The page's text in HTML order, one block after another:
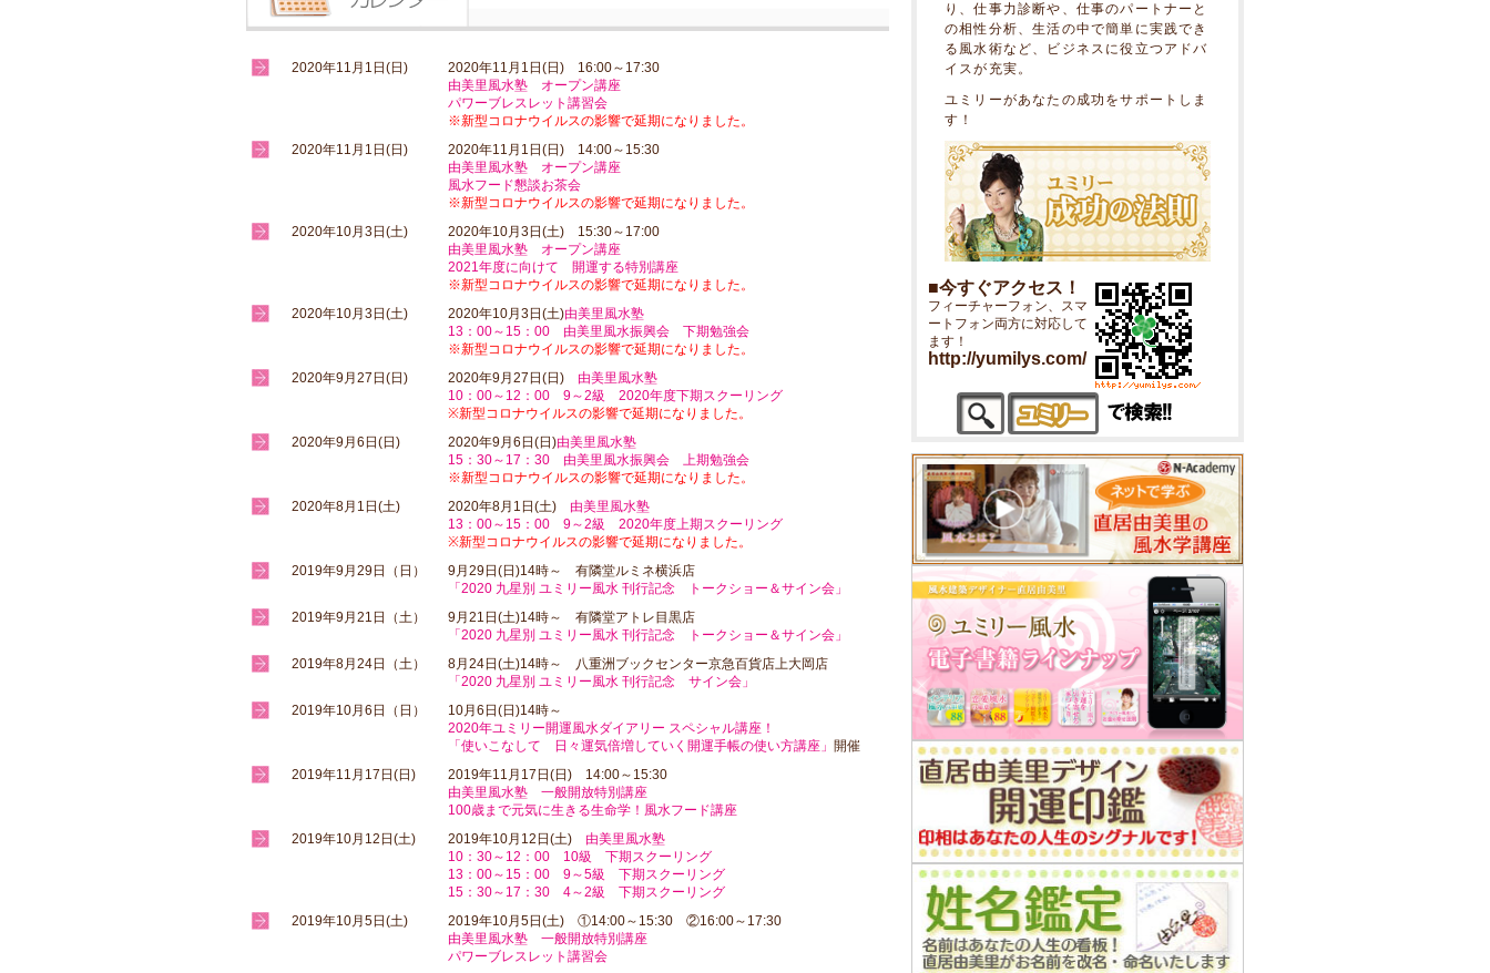
2020年11月1日(日)
2020年11月1日(日) 16:00～17:30
由美里風水塾 オープン講座
パワーブレスレット講習会
※新型コロナウイルスの影響で延期になりました。
2020年11月1日(日)
2020年11月1日(日) 14:00～15:30
由美里風水塾 オープン講座
風水フード懇談お茶会
※新型コロナウイルスの影響で延期になりました。
2020年10月3日(土)
2020年10月3日(土) 15:30～17:00
由美里風水塾 オープン講座
2021年度に向けて 開運する特別講座
※新型コロナウイルスの影響で延期になりました。
2020年10月3日(土)
2020年10月3日(土)由美里風水塾
13：00～15：00 由美里風水振興会 下期勉強会
※新型コロナウイルスの影響で延期になりました。
2020年9月27日(日)
2020年9月27日(日) 由美里風水塾
10：00～12：00 9～2級 2020年度下期スクーリング
※新型コロナウイルスの影響で延期になりました。
2020年9月6日(日)
2020年9月6日(日)由美里風水塾
15：30～17：30 由美里風水振興会 上期勉強会
※新型コロナウイルスの影響で延期になりました。
2020年8月1日(土)
2020年8月1日(土) 由美里風水塾
13：00～15：00 9～2級 2020年度上期スクーリング
※新型コロナウイルスの影響で延期になりました。
2019年9月29日（日）
9月29日(日)14時～ 有隣堂ルミネ横浜店
「2020 九星別 ユミリー風水 刊行記念 トークショー＆サイン会」
2019年9月21日（土）
9月21日(土)14時～ 有隣堂アトレ目黒店
「2020 九星別 ユミリー風水 刊行記念 トークショー＆サイン会」
2019年8月24日（土）
8月24日(土)14時～ 八重洲ブックセンター京急百貨店上大岡店
「2020 九星別 ユミリー風水 刊行記念 サイン会」
2019年10月6日（日）
10月6日(日)14時～
2020年ユミリー開運風水ダイアリー スペシャル講座！
「使いこなして 日々運気倍増していく開運手帳の使い方講座」 開催
2019年11月17日(日)
2019年11月17日(日) 14:00～15:30
由美里風水塾 一般開放特別講座
100歳まで元気に生きる生命学！風水フード講座
2019年10月12日(土)
2019年10月12日(土) 由美里風水塾
10：30～12：00 10級 下期スクーリング
13：00～15：00 9～5級 下期スクーリング
15：30～17：30 4～2級 下期スクーリング
2019年10月5日(土)
2019年10月5日(土) ①14:00～15:30 ②16:00～17:30
由美里風水塾 一般開放特別講座
パワーブレスレット講習会
り、仕事力診断や、仕事のパートナーと
の相性分析、生活の中で簡単に実践でき
る風水術など、ビジネスに役立つアドバ
イスが充実。
ユミリーがあなたの成功をサポートしま
す！
■今すぐアクセス！
フィーチャーフォン、スマ
ートフォン両方に対応して
ます！
http://yumilys.com/